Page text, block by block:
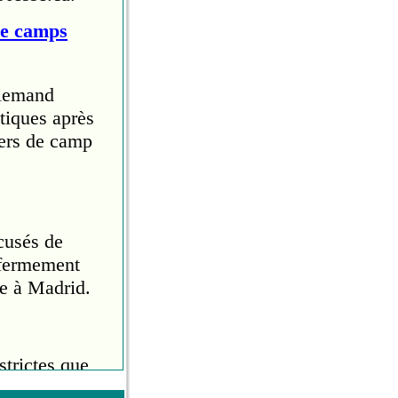
camps
après
de camp
de
à Madrid.
que